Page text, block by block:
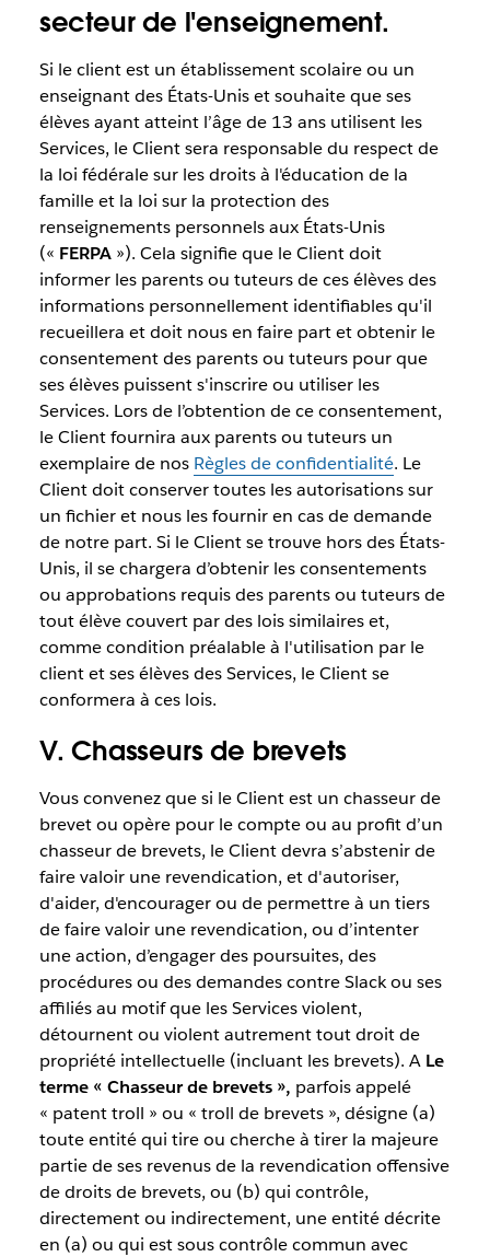
secteur de l'enseignement.
Si le client est un établissement scolaire ou un
enseignant des États-Unis et souhaite que ses
élèves ayant atteint l’âge de 13 ans utilisent les
Services, le Client sera responsable du respect de
la loi fédérale sur les droits à l'éducation de la
famille et la loi sur la protection des
renseignements personnels aux États-Unis
(« FERPA»). Cela signifie que le Client doit
informer les parents ou tuteurs de ces élèves des
informations personnellement identifiables qu'il
recueillera et doit nous en faire part et obtenir le
consentement des parents ou tuteurs pour que
ses élèves puissent s'inscrire ou utiliser les
Services. Lors de l’obtention de ce consentement,
le Client fournira aux parents ou tuteurs un
exemplaire de nos Règles de confidentialité. Le
Client doit conserver toutes les autorisations sur
un fichier et nous les fournir en cas de demande
de notre part. Si le Client se trouve hors des États-
Unis, il se chargera d’obtenir les consentements
ou approbations requis des parents ou tuteurs de
tout élève couvert par des lois similaires et,
comme condition préalable à l'utilisation par le
client et ses élèves des Services, le Client se
conformera à ces lois.
V. Chasseurs de brevets
Vous convenez que si le Client est un chasseur de
brevet ou opère pour le compte ou au profit d’un
chasseur de brevets, le Client devra s’abstenir de
faire valoir une revendication, et d'autoriser,
d'aider, d'encourager ou de permettre à un tiers
de faire valoir une revendication, ou d’intenter
une action, d’engager des poursuites, des
procédures ou des demandes contre Slack ou ses
affiliés au motif que les Services violent,
détournent ou violent autrement tout droit de
propriété intellectuelle (incluant les brevets). A Le
terme « Chasseur de brevets », parfois appelé
« patent troll » ou « troll de brevets », désigne (a)
toute entité qui tire ou cherche à tirer la majeure
partie de ses revenus de la revendication offensive
de droits de brevets, ou (b) qui contrôle,
directement ou indirectement, une entité décrite
en (a) ou qui est sous contrôle commun avec